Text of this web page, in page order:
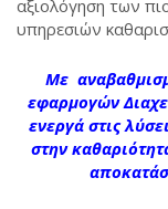
αξιολόγηση των
υπηρεσιών
Με
εφαρμογών
ενεργά στις
στην